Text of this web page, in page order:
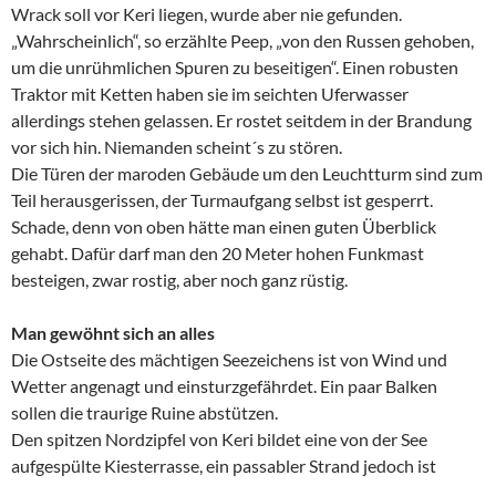
Wrack soll vor Keri liegen, wurde aber nie gefunden.
„Wahrscheinlich“, so erzählte Peep, „von den Russen gehoben,
um die unrühmlichen Spuren zu beseitigen“. Einen robusten
Traktor mit Ketten haben sie im seichten Uferwasser
allerdings stehen gelassen. Er rostet seitdem in der Brandung
vor sich hin. Niemanden scheint´s zu stören.
Die Türen der maroden Gebäude um den Leuchtturm sind zum
Teil herausgerissen, der Turmaufgang selbst ist gesperrt.
Schade, denn von oben hätte man einen guten Überblick
gehabt. Dafür darf man den 20 Meter hohen Funkmast
besteigen, zwar rostig, aber noch ganz rüstig.
Man gewöhnt sich an alles
Die Ostseite des mächtigen Seezeichens ist von Wind und
Wetter angenagt und einsturzgefährdet. Ein paar Balken
sollen die traurige Ruine abstützen.
Den spitzen Nordzipfel von Keri bildet eine von der See
aufgespülte Kiesterrasse, ein passabler Strand jedoch ist